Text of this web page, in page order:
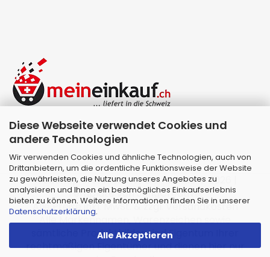
Diese Webseite verwendet Cookies und
andere Technologien
Wir verwenden Cookies und ähnliche Technologien, auch von
Drittanbietern, um die ordentliche Funktionsweise der Website
zu gewährleisten, die Nutzung unseres Angebotes zu
analysieren und Ihnen ein bestmögliches Einkaufserlebnis
bieten zu können. Weitere Informationen finden Sie in unserer
Datenschutzerklärung.
Alle Akzeptieren
Webshop erstellenmit Gambio.de © 2026 |
Template vonJungCreative.
Alle Preise inkl. MwSt. & zzgl. Versandkosten
Alle Markennamen, Warenzeichen sowie
sämtliche Produktbilder sind Eigentum Ihrer
rechtmäßigen Eigentümer und dienen hier nur